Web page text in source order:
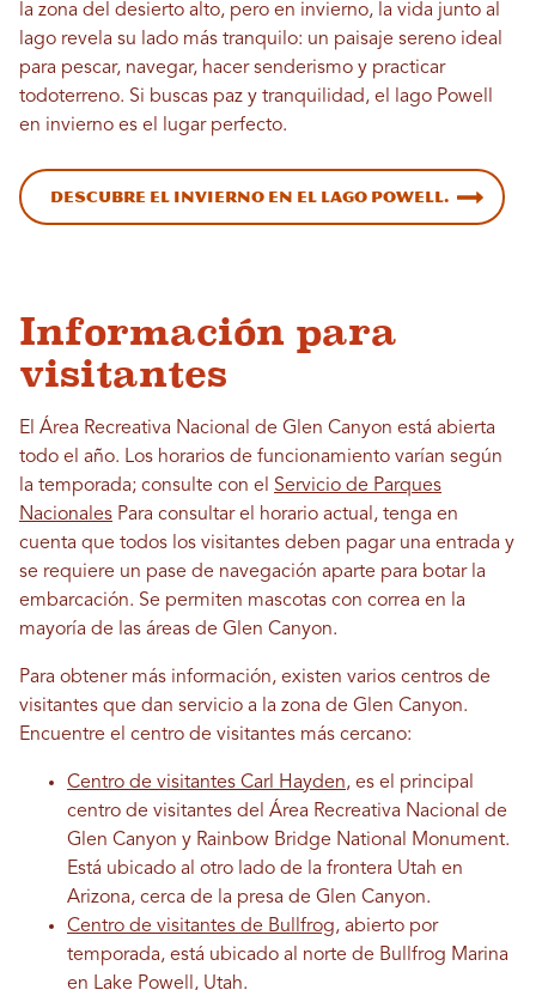
la zona del desierto alto, pero en invierno, la vida junto al
lago revela su lado más tranquilo: un paisaje sereno ideal
para pescar, navegar, hacer senderismo y practicar
todoterreno. Si buscas paz y tranquilidad, el lago Powell
en invierno es el lugar perfecto.
Descubre el invierno en el lago Powell.
Información para
visitantes
El Área Recreativa Nacional de Glen Canyon está abierta
todo el año. Los horarios de funcionamiento varían según
la temporada; consulte con el Servicio de Parques
Nacionales Para consultar el horario actual, tenga en
cuenta que todos los visitantes deben pagar una entrada y
se requiere un pase de navegación aparte para botar la
embarcación. Se permiten mascotas con correa en la
mayoría de las áreas de Glen Canyon.
Para obtener más información, existen varios centros de
visitantes que dan servicio a la zona de Glen Canyon.
Encuentre el centro de visitantes más cercano:
Centro de visitantes Carl Hayden, es el principal
centro de visitantes del Área Recreativa Nacional de
Glen Canyon y Rainbow Bridge National Monument.
Está ubicado al otro lado de la frontera Utah en
Arizona, cerca de la presa de Glen Canyon.
Centro de visitantes de Bullfrog, abierto por
temporada, está ubicado al norte de Bullfrog Marina
en Lake Powell, Utah.